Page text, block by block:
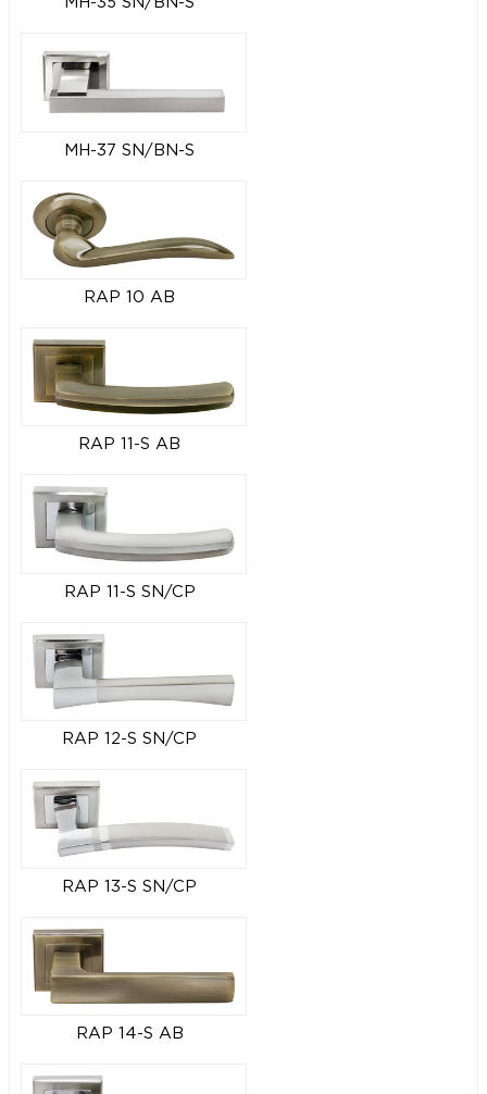
MH-35 SN/BN-S
MH-37 SN/BN-S
RAP 10 AB
RAP 11-S AB
RAP 11-S SN/CP
RAP 12-S SN/CP
RAP 13-S SN/CP
RAP 14-S AB